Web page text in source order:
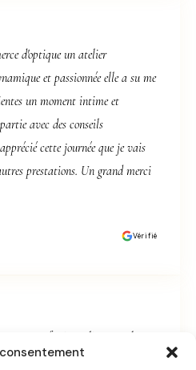
d'optique un atelier
et passionnée elle a su me
un moment intime et
avec des conseils
cette journée que je vais
prestations. Un grand merci
Vérifié
son professionnalisme, sa bonne
Grâce à un bon cadeau en